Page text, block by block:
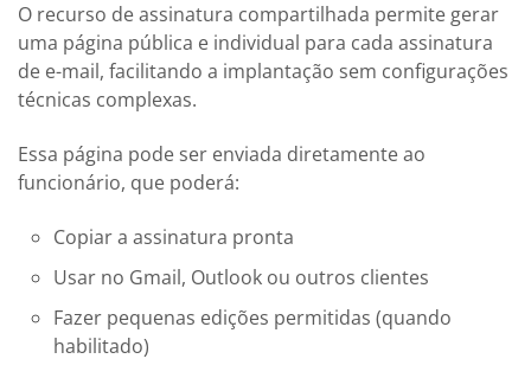
O recurso de assinatura compartilhada permite gerar
uma página pública e individual para cada assinatura
de e-mail, facilitando a implantação sem configurações
técnicas complexas.
Essa página pode ser enviada diretamente ao
funcionário, que poderá:
Copiar a assinatura pronta
Usar no Gmail, Outlook ou outros clientes
Fazer pequenas edições permitidas (quando
habilitado)